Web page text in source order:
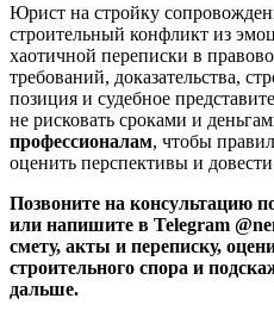
Юрист на стройку
строительный конфликт из
хаотичной переписки в
требований, доказательства,
позиция и судебное
не рисковать сроками и
профессионалам, чтобы
оценить перспективы и
Позвоните на консультацию
или напишите в Telegram
смету, акты и переписку,
строительного спора и
дальше.